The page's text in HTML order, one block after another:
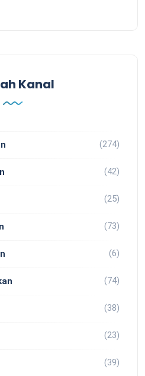
Kanal
(274)
(42)
(25)
(73)
(6)
(74)
(38)
(23)
(39)